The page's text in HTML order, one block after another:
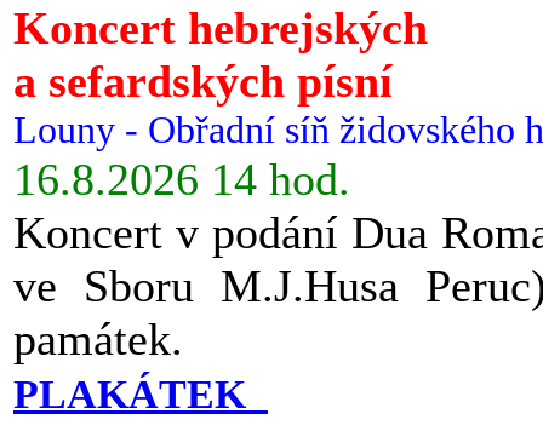
Koncert hebrejských
a sefardských písní
Louny - Obřadní síň židovského
16.8.2026 14 hod.
Koncert v podání Dua
ve Sboru M.J.Husa
památek.
PLAKÁTEK